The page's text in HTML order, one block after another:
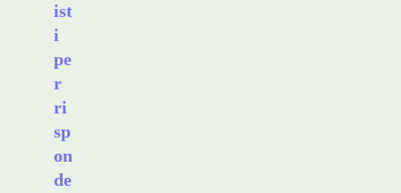
ist
i
pe
r
ri
sp
on
de